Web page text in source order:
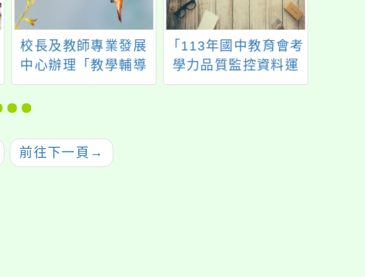
校長及教師專業發展
中心辦理「教學輔導
教師換證暨回流研
「113年國中教育會考
學力品質監控資料運
用研習會」
前往下一頁 →